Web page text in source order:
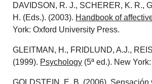
DAVIDSON, R. J., SCHERER, K. R.,
H. (Eds.). (2003). Handbook of
York: Oxford University Press.
GLEITMAN, H., FRIDLUND, A.J.,
(1999). Psychology (5ª ed.). New
GOLDSTEIN, E. B. (2006). Sensación